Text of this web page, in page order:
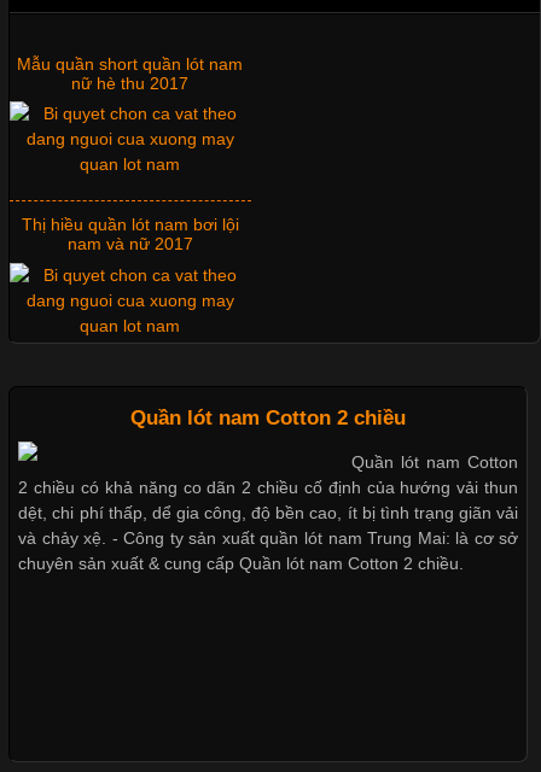
Cập nhật 2026-06-01 16:20:50
Áo thun là một trong những trang phục phổ biến nhất hiện nay
Bên cạnh chất liệu và kiểu dáng, phần cổ áo cũng là yếu tố
quan trọng tạo nên phong cách riêng cho từng sản phẩm. Mỗi
loại cổ áo sẽ mang đến một vẻ đẹp khác
Chuộng Hiện Nay
Cập nhật 2026-06-01 14:23:34
Trong môi trường kinh doanh hiện đại, việc xây dựng hình ảnh
chuyên nghiệp đóng vai trò quan trọng đối với sự phát triển của
Mẫu quần short quần lót nam
nữ hè thu 2017
Thị hiều quần lót nam bơi lội
nam và nữ 2017
Xu hướng thời trang trẻ và
quần lót nam giá sỉ
Giặt và bảo quản quần lót nam
đúng cách
Quần lót nam Cotton 2 chiều
Quần lót nam Cotton
2 chiều có khả năng co dãn 2 chiều cố định của hướng vải thun
dệt, chi phí thấp, dể gia công, độ bền cao, ít bị tình trạng giãn vải
và chảy xệ. - Công ty sản xuất quần lót nam Trung Mai: là cơ sở
chuyên sản xuất & cung cấp Quần lót nam Cotton 2 chiều.